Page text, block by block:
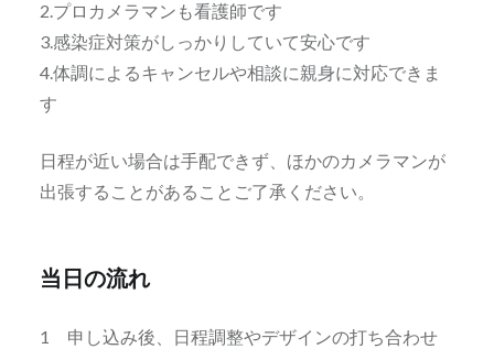
2.プロカメラマンも看護師です
3.感染症対策がしっかりしていて安心です
4.体調によるキャンセルや相談に親身に対応できま
す
日程が近い場合は手配できず、ほかのカメラマンが
出張することがあることご了承ください。
当日の流れ
1 申し込み後、日程調整やデザインの打ち合わせ